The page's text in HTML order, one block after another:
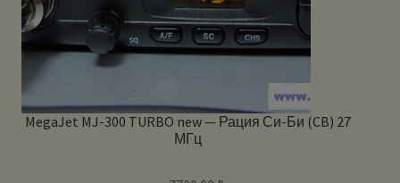
MegaJet MJ-300 TURBO new — Рация Си-Би (CB) 27
МГц